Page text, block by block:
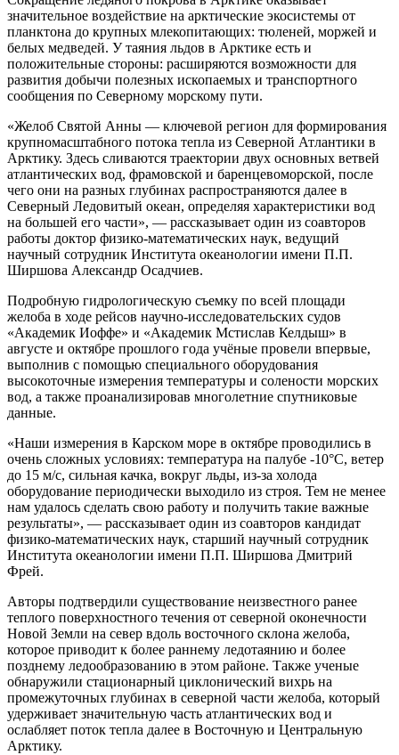
значительное воздействие на арктические экосистемы от
планктона до крупных млекопитающих: тюленей, моржей и
белых медведей. У таяния льдов в Арктике есть и
положительные стороны: расширяются возможности для
развития добычи полезных ископаемых и транспортного
сообщения по Северному морскому пути.
«Желоб Святой Анны — ключевой регион для формирования
крупномасштабного потока тепла из Северной Атлантики в
Арктику. Здесь сливаются траектории двух основных ветвей
атлантических вод, фрамовской и баренцевоморской, после
чего они на разных глубинах распространяются далее в
Северный Ледовитый океан, определяя характеристики вод
на большей его части», — рассказывает один из соавторов
работы доктор физико-математических наук, ведущий
научный сотрудник Института океанологии имени П.П.
Ширшова Александр Осадчиев.
Подробную гидрологическую съемку по всей площади
желоба в ходе рейсов научно-исследовательских судов
«Академик Иоффе» и «Академик Мстислав Келдыш» в
августе и октябре прошлого года учёные провели впервые,
выполнив с помощью специального оборудования
высокоточные измерения температуры и солености морских
вод, а также проанализировав многолетние спутниковые
данные.
«Наши измерения в Карском море в октябре проводились в
очень сложных условиях: температура на палубе -10°С, ветер
до 15 м/с, сильная качка, вокруг льды, из-за холода
оборудование периодически выходило из строя. Тем не менее
нам удалось сделать свою работу и получить такие важные
результаты», — рассказывает один из соавторов кандидат
физико-математических наук, старший научный сотрудник
Института океанологии имени П.П. Ширшова Дмитрий
Фрей.
Авторы подтвердили существование неизвестного ранее
теплого поверхностного течения от северной оконечности
Новой Земли на север вдоль восточного склона желоба,
которое приводит к более раннему ледотаянию и более
позднему ледообразованию в этом районе. Также ученые
обнаружили стационарный циклонический вихрь на
промежуточных глубинах в северной части желоба, который
удерживает значительную часть атлантических вод и
ослабляет поток тепла далее в Восточную и Центральную
Арктику.